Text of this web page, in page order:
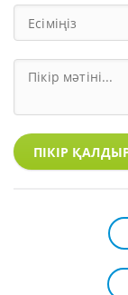
ПІКІР